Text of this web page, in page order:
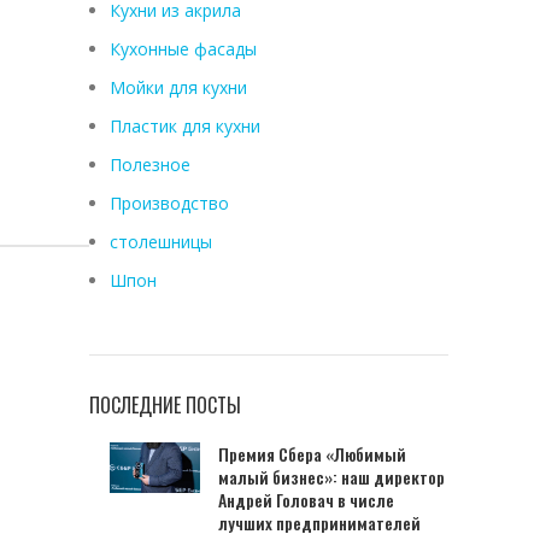
Кухни из акрила
Кухонные фасады
Мойки для кухни
Пластик для кухни
Полезное
Производство
столешницы
Шпон
ПОСЛЕДНИЕ ПОСТЫ
Премия Сбера «Любимый
малый бизнес»: наш директор
Андрей Головач в числе
лучших предпринимателей